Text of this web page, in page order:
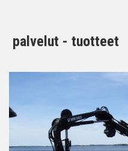
palvelut - tuotteet